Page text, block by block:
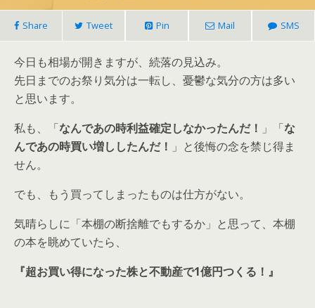
Share Tweet Pin Mail SMS
今日も相場が開きますが、続落の見込み。
先日までのお祭り気分は一転し、憂鬱な気分の方は多い
と思います。
私も、「なんであの時利益確定しなかったんだ！ 」「な
んであの時買い増ししたんだ！ 」と後悔の念を禁じ得ま
せん。
でも、もう買ってしまったものは仕方がない。
気晴らしに「本棚の断捨離でもするか」と思って、本棚
の本を眺めていたら、
『超お買い得になった株と不動産で1億円つくる！』